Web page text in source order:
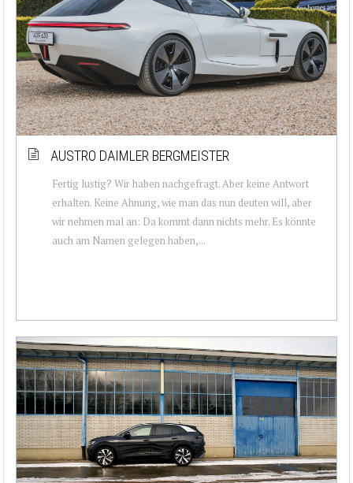
AUSTRO DAIMLER BERGMEISTER
Fertig lustig? Wir haben nachgefragt. Aber keine Antwort
erhalten. Keine Ahnung, wie man das nun deuten will, aber
wir nehmen mal an: Da kommt dann nichts mehr. Es könnte
auch am Namen gelegen haben,...